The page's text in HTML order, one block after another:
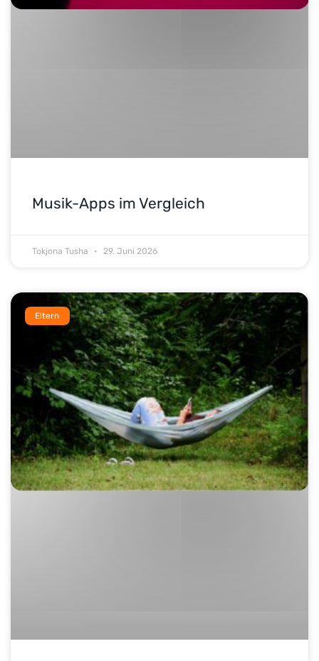
Musik-Apps im Vergleich
Tokjona Tusha 29. Juni 2026
Eltern